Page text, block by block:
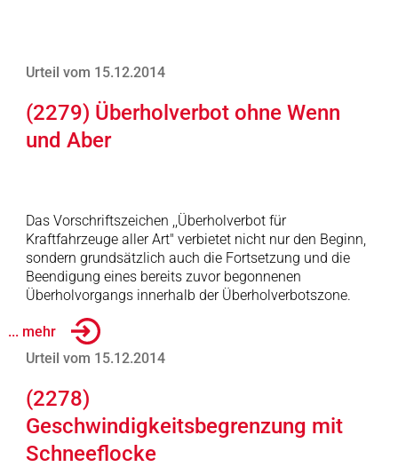
Urteil vom 15.12.2014
(2279) Überholverbot ohne Wenn
und Aber
Das Vorschriftszeichen ,,Überholverbot für
Kraftfahrzeuge aller Art" verbietet nicht nur den Beginn,
sondern grundsätzlich auch die Fortsetzung und die
Beendigung eines bereits zuvor begonnenen
Überholvorgangs innerhalb der Überholverbotszone.
... mehr
Urteil vom 15.12.2014
(2278)
Geschwindigkeitsbegrenzung mit
Schneeflocke